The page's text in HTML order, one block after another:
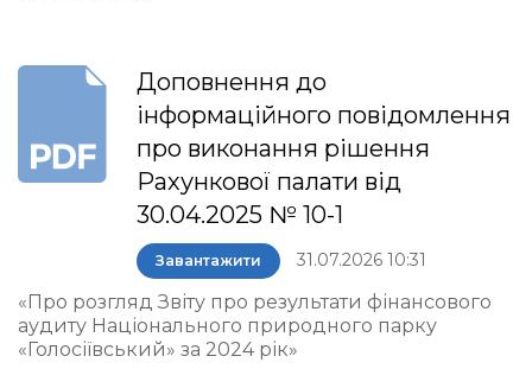
Доповнення до
інформаційного повідомлення
про виконання рішення
Рахункової палати від
30.04.2025 № 10-1
Завантажити 31.07.2026 10:31
«Про розгляд Звіту про результати фінансового
аудиту Національного природного парку
«Голосіївський» за 2024 рік»